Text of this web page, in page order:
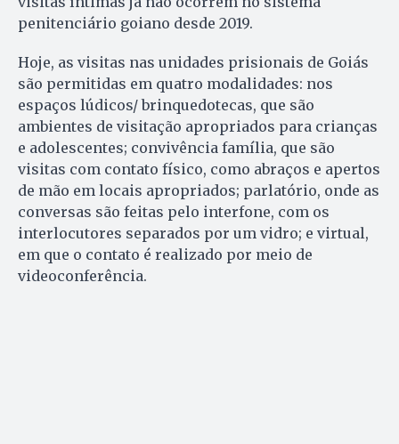
penitenciário goiano desde 2019.
Hoje, as visitas nas unidades prisionais de Goiás
são permitidas em quatro modalidades: nos
espaços lúdicos/ brinquedotecas, que são
ambientes de visitação apropriados para crianças
e adolescentes; convivência família, que são
visitas com contato físico, como abraços e apertos
de mão em locais apropriados; parlatório, onde as
conversas são feitas pelo interfone, com os
interlocutores separados por um vidro; e virtual,
em que o contato é realizado por meio de
videoconferência.